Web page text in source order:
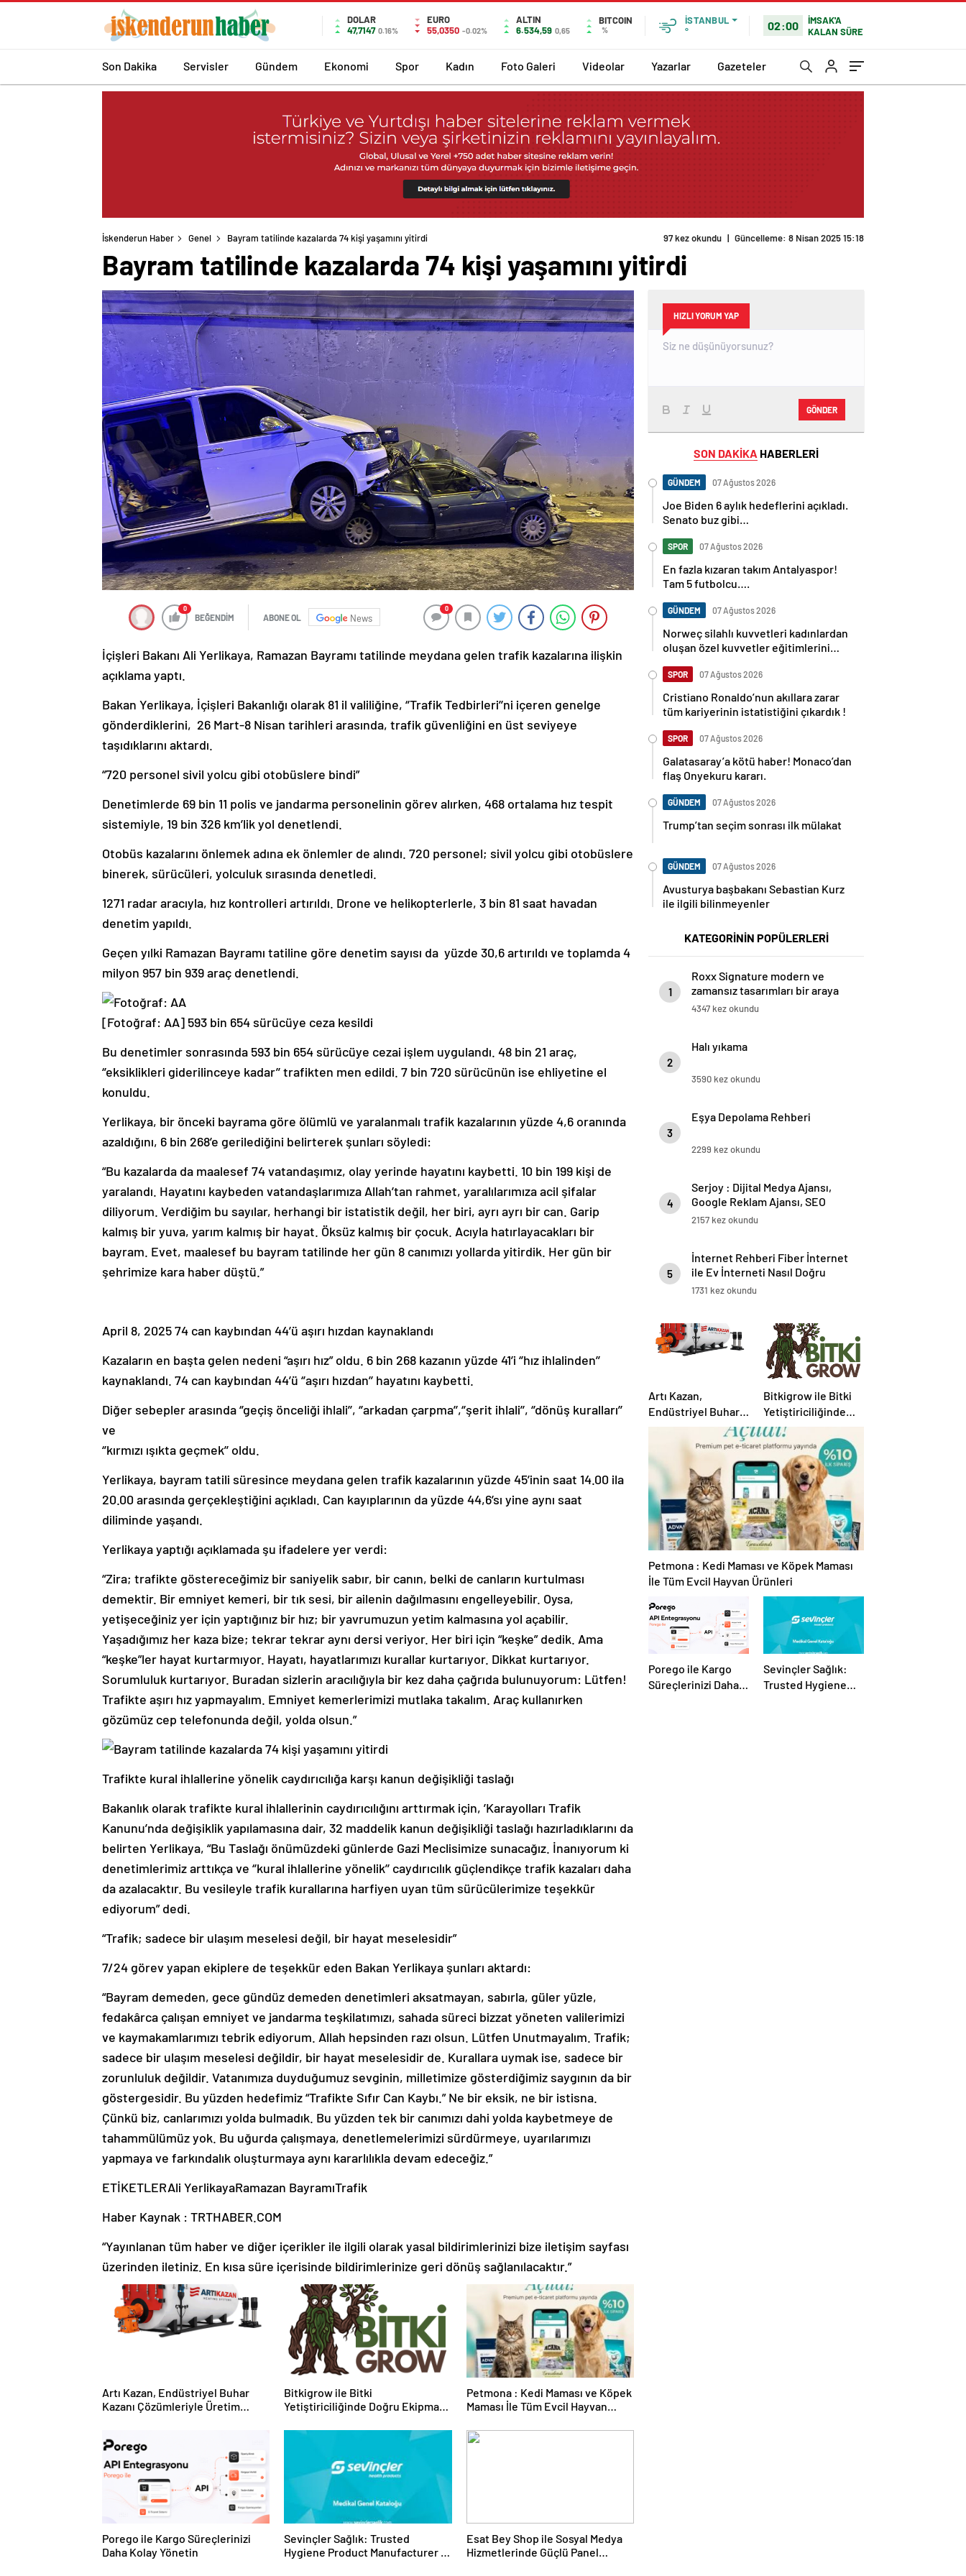
DOLAR
47,7147 0.16%
EURO
55,0350 -0.02%
ALTIN
6.534,59 0,65
BITCOIN
%
İSTANBUL
°
02:00
İMSAK'A
KALAN SÜRE
Son Dakika Servisler Gündem Ekonomi Spor Kadın Foto Galeri Videolar Yazarlar Gazeteler
İskenderun Haber Genel Bayram tatilinde kazalarda 74 kişi yaşamını yitirdi
Bayram tatilinde kazalarda 74 kişi yaşamını yitirdi
0
BEĞENDİM ABONE OL News
0
İçişleri Bakanı Ali Yerlikaya, Ramazan Bayramı tatilinde meydana gelen trafik kazalarına ilişkin
açıklama yaptı.
Bakan Yerlikaya, İçişleri Bakanlığı olarak 81 il valiliğine, ‘’Trafik Tedbirleri’’ni içeren genelge
gönderdiklerini, 26 Mart-8 Nisan tarihleri arasında, trafik güvenliğini en üst seviyeye
taşıdıklarını aktardı.
“720 personel sivil yolcu gibi otobüslere bindi”
Denetimlerde 69 bin 11 polis ve jandarma personelinin görev alırken, 468 ortalama hız tespit
sistemiyle, 19 bin 326 km’lik yol denetlendi.
Otobüs kazalarını önlemek adına ek önlemler de alındı. 720 personel; sivil yolcu gibi otobüslere
binerek, sürücüleri, yolculuk sırasında denetledi.
1271 radar aracıyla, hız kontrolleri artırıldı. Drone ve helikopterlerle, 3 bin 81 saat havadan
denetim yapıldı.
Geçen yılki Ramazan Bayramı tatiline göre denetim sayısı da yüzde 30,6 artırıldı ve toplamda 4
milyon 957 bin 939 araç denetlendi.
[Fotoğraf: AA] 593 bin 654 sürücüye ceza kesildi
Bu denetimler sonrasında 593 bin 654 sürücüye cezai işlem uygulandı. 48 bin 21 araç,
‘’eksiklikleri giderilinceye kadar’’ trafikten men edildi. 7 bin 720 sürücünün ise ehliyetine el
konuldu.
Yerlikaya, bir önceki bayrama göre ölümlü ve yaralanmalı trafik kazalarının yüzde 4,6 oranında
azaldığını, 6 bin 268’e gerilediğini belirterek şunları söyledi:
“Bu kazalarda da maalesef 74 vatandaşımız, olay yerinde hayatını kaybetti. 10 bin 199 kişi de
yaralandı. Hayatını kaybeden vatandaşlarımıza Allah’tan rahmet, yaralılarımıza acil şifalar
diliyorum. Verdiğim bu sayılar, herhangi bir istatistik değil, her biri, ayrı ayrı bir can. Garip
kalmış bir yuva, yarım kalmış bir hayat. Öksüz kalmış bir çocuk. Acıyla hatırlayacakları bir
bayram. Evet, maalesef bu bayram tatilinde her gün 8 canımızı yollarda yitirdik. Her gün bir
şehrimize kara haber düştü.”
April 8, 2025 74 can kaybından 44’ü aşırı hızdan kaynaklandı
Kazaların en başta gelen nedeni “aşırı hız” oldu. 6 bin 268 kazanın yüzde 41’i ‘’hız ihlalinden’’
kaynaklandı. 74 can kaybından 44’ü ‘’aşırı hızdan’’ hayatını kaybetti.
Diğer sebepler arasında ‘’geçiş önceliği ihlali’’, ‘’arkadan çarpma’’,‘’şerit ihlali’’, ‘’dönüş kuralları’’
ve
‘’kırmızı ışıkta geçmek’’ oldu.
Yerlikaya, bayram tatili süresince meydana gelen trafik kazalarının yüzde 45’inin saat 14.00 ila
20.00 arasında gerçekleştiğini açıkladı. Can kayıplarının da yüzde 44,6’sı yine aynı saat
diliminde yaşandı.
Yerlikaya yaptığı açıklamada şu ifadelere yer verdi:
“Zira; trafikte göstereceğimiz bir saniyelik sabır, bir canın, belki de canların kurtulması
demektir. Bir emniyet kemeri, bir tık sesi, bir ailenin dağılmasını engelleyebilir. Oysa,
yetişeceğiniz yer için yaptığınız bir hız; bir yavrumuzun yetim kalmasına yol açabilir.
Yaşadığımız her kaza bize; tekrar tekrar aynı dersi veriyor. Her biri için “keşke” dedik. Ama
“keşke”ler hayat kurtarmıyor. Hayatı, hayatlarımızı kurallar kurtarıyor. Dikkat kurtarıyor.
Sorumluluk kurtarıyor. Buradan sizlerin aracılığıyla bir kez daha çağrıda bulunuyorum: Lütfen!
Trafikte aşırı hız yapmayalım. Emniyet kemerlerimizi mutlaka takalım. Araç kullanırken
gözümüz cep telefonunda değil, yolda olsun.”
Trafikte kural ihlallerine yönelik caydırıcılığa karşı kanun değişikliği taslağı
Bakanlık olarak trafikte kural ihlallerinin caydırıcılığını arttırmak için, ’Karayolları Trafik
Kanunu’nda değişiklik yapılamasına dair, 32 maddelik kanun değişikliği taslağı hazırladıklarını da
belirten Yerlikaya, “Bu Taslağı önümüzdeki günlerde Gazi Meclisimize sunacağız. İnanıyorum ki
denetimlerimiz arttıkça ve ‘’kural ihlallerine yönelik’’ caydırıcılık güçlendikçe trafik kazaları daha
da azalacaktır. Bu vesileyle trafik kurallarına harfiyen uyan tüm sürücülerimize teşekkür
ediyorum” dedi.
“Trafik; sadece bir ulaşım meselesi değil, bir hayat meselesidir”
7/24 görev yapan ekiplere de teşekkür eden Bakan Yerlikaya şunları aktardı:
“Bayram demeden, gece gündüz demeden denetimleri aksatmayan, sabırla, güler yüzle,
fedakârca çalışan emniyet ve jandarma teşkilatımızı, sahada süreci bizzat yöneten valilerimizi
ve kaymakamlarımızı tebrik ediyorum. Allah hepsinden razı olsun. Lütfen Unutmayalım. Trafik;
sadece bir ulaşım meselesi değildir, bir hayat meselesidir de. Kurallara uymak ise, sadece bir
zorunluluk değildir. Vatanımıza duyduğumuz sevginin, milletimize gösterdiğimiz saygının da bir
göstergesidir. Bu yüzden hedefimiz “Trafikte Sıfır Can Kaybı.” Ne bir eksik, ne bir istisna.
Çünkü biz, canlarımızı yolda bulmadık. Bu yüzden tek bir canımızı dahi yolda kaybetmeye de
tahammülümüz yok. Bu uğurda çalışmaya, denetlemelerimizi sürdürmeye, uyarılarımızı
yapmaya ve farkındalık oluşturmaya aynı kararlılıkla devam edeceğiz.”
ETİKETLERAli YerlikayaRamazan BayramıTrafik
Haber Kaynak : TRTHABER.COM
“Yayınlanan tüm haber ve diğer içerikler ile ilgili olarak yasal bildirimlerinizi bize iletişim sayfası
üzerinden iletiniz. En kısa süre içerisinde bildirimlerinize geri dönüş sağlanılacaktır.”
Artı Kazan, Endüstriyel Buhar
Kazanı Çözümleriyle Üretim
Bitkigrow ile Bitki
Yetiştiriciliğinde Doğru Ekipman
Petmona : Kedi Maması ve Köpek
Maması İle Tüm Evcil Hayvan
Porego ile Kargo Süreçlerinizi
Daha Kolay Yönetin
Sevinçler Sağlık: Trusted
Hygiene Product Manufacturer in
Esat Bey Shop ile Sosyal Medya
Hizmetlerinde Güçlü Panel
HIZLI YORUM YAP
GÖNDER
SON DAKİKA HABERLERİ
GÜNDEM 07 Ağustos 2026
Joe Biden 6 aylık hedeflerini açıkladı.
Senato buz gibi…
SPOR 07 Ağustos 2026
En fazla kızaran takım Antalyaspor!
Tam 5 futbolcu….
GÜNDEM 07 Ağustos 2026
Norweç silahlı kuvvetleri kadınlardan
oluşan özel kuvvetler eğitimlerini
SPOR 07 Ağustos 2026
Cristiano Ronaldo’nun akıllara zarar
tüm kariyerinin istatistiğini çıkardık !
SPOR 07 Ağustos 2026
Galatasaray’a kötü haber! Monaco’dan
flaş Onyekuru kararı.
GÜNDEM 07 Ağustos 2026
Trump’tan seçim sonrası ilk mülakat
GÜNDEM 07 Ağustos 2026
Avusturya başbakanı Sebastian Kurz
ile ilgili bilinmeyenler
KATEGORİNİN POPÜLERLERİ
1
Roxx Signature modern ve
zamansız tasarımları bir araya
getiriyor
4347 kez okundu
2
Halı yıkama
3590 kez okundu
3
Eşya Depolama Rehberi
2299 kez okundu
4
Serjoy : Dijital Medya Ajansı,
Google Reklam Ajansı, SEO
Ajansı ve Web Tasarım Ajansı
2157 kez okundu
5
İnternet Rehberi Fiber İnternet
ile Ev İnterneti Nasıl Doğru
Seçilir
1731 kez okundu
Artı Kazan,
Endüstriyel Buhar
Kazanı
Çözümleriyle
Üretim Tesislerine
Verimli Sistemler
Sunuyor
Bitkigrow ile Bitki
Yetiştiriciliğinde
Doğru Ekipman ve
Ürün Seçimi
Petmona : Kedi Maması ve Köpek Maması
İle Tüm Evcil Hayvan Ürünleri
Porego ile Kargo
Süreçlerinizi Daha
Sevinçler Sağlık:
Trusted Hygiene